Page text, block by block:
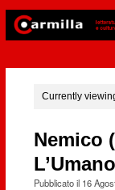
Currently
Nemico
Pubblicato il 16